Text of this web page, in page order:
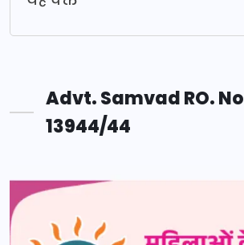
Advt. Samvad RO. No
13944/44